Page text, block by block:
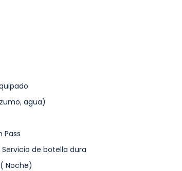
agua)
Pass
de botella dura
Noche)